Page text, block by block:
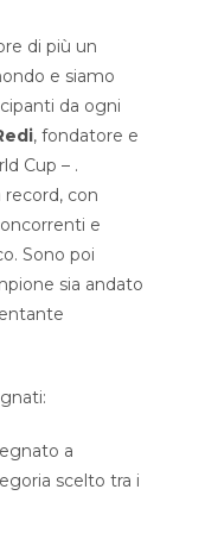
di più un
e siamo
da ogni
, fondatore e
Cup – .
record, con
e
Sono poi
sia andato
a
scelto tra i